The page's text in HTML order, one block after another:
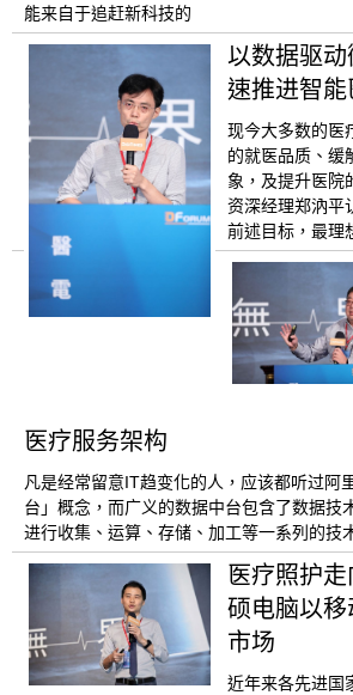
能来自于追赶新科技的
以数据驱
速推进智
现今大多数的医
的就医品质、缓
象，及提升医院
资深经理郑汭平
前述目标，最理
医疗服务架构
凡是经常留意IT趋变化的人，应该都听过阿
台」概念，而广义的数据中台包含了数据技
进行收集、运算、存储、加工等一系列的技
医疗照护
硕电脑以
市场
近年来各先进国